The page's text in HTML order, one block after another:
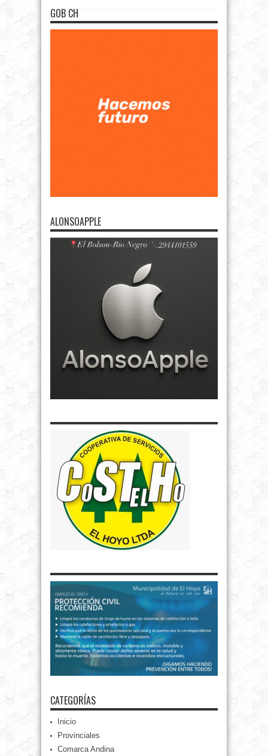
GOB CH
ALONSOAPPLE
CATEGORÍAS
Inicio
Provinciales
Comarca Andina